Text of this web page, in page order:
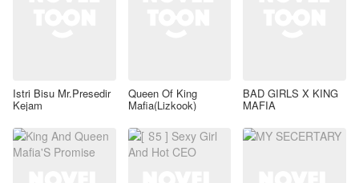
Istri Bisu Mr.Presedir
Kejam
Queen Of King
Mafia(Lizkook)
BAD GIRLS X KING
MAFIA